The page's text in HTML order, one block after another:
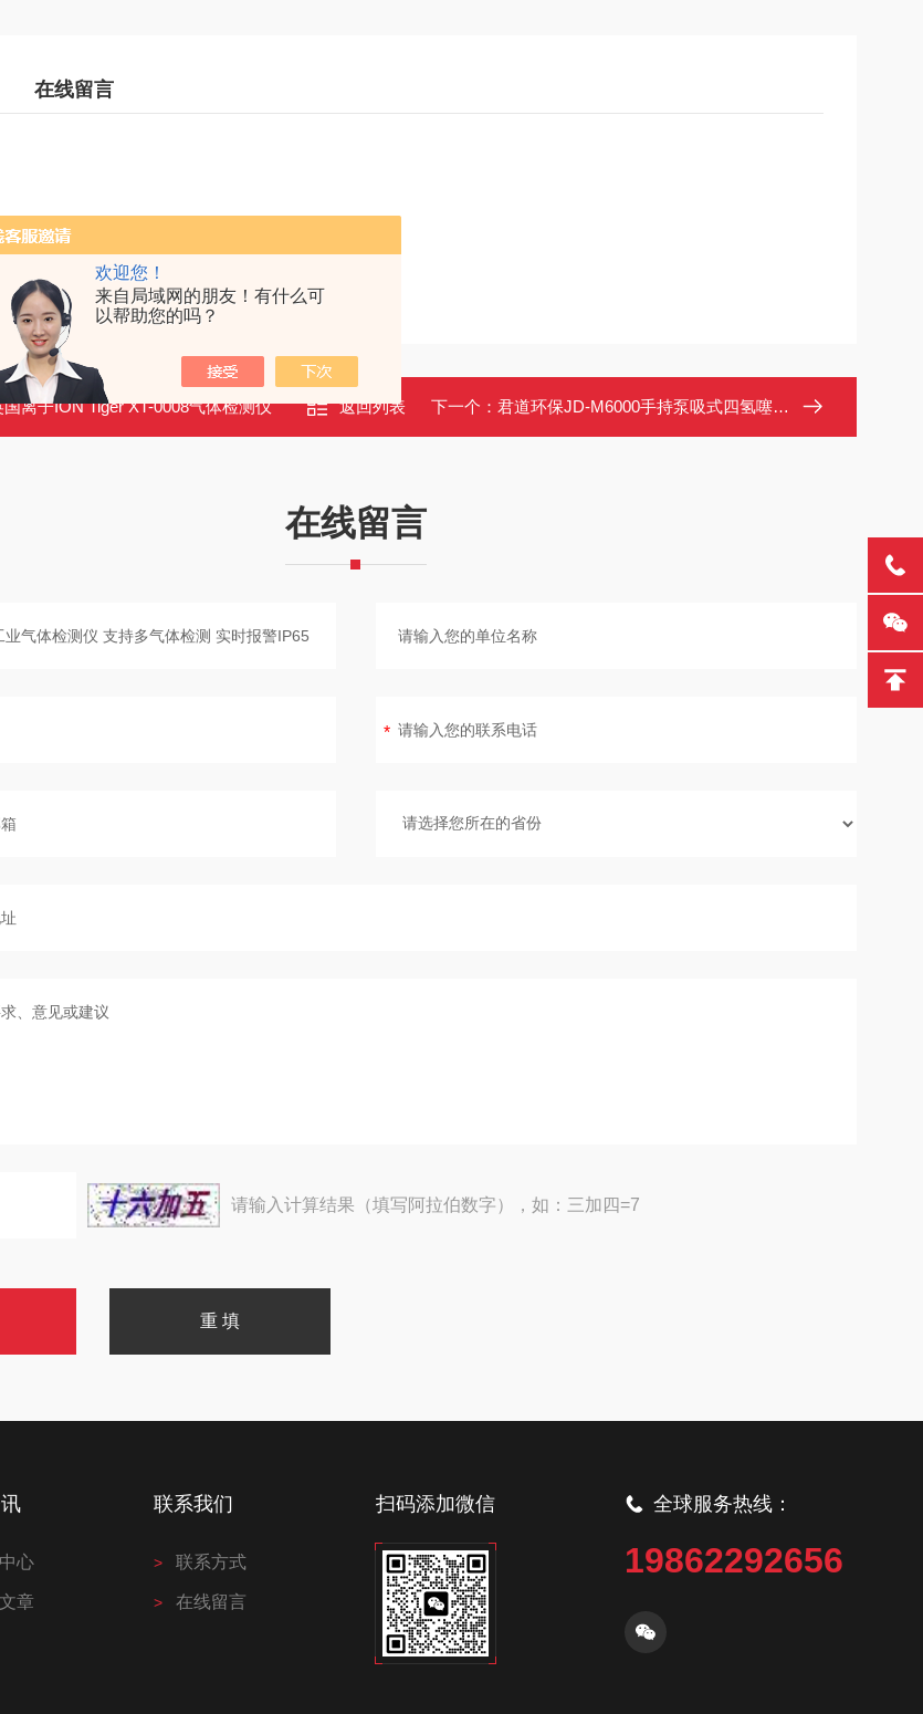
欢迎您！
来自局域网的朋友！有什么可
以帮助您的吗？
在线留言
国离子ION Tiger XT-0008气体检测仪 返回列表 下一个： 君道环保JD-M6000手持泵吸式四氢噻吩（THT）检测仪
在线留言
请输入计算结果（填写阿拉伯数字），如：三加四=7
心
章
联系我们
联系方式
在线留言
扫码添加微信 全球服务热线：
19862292656